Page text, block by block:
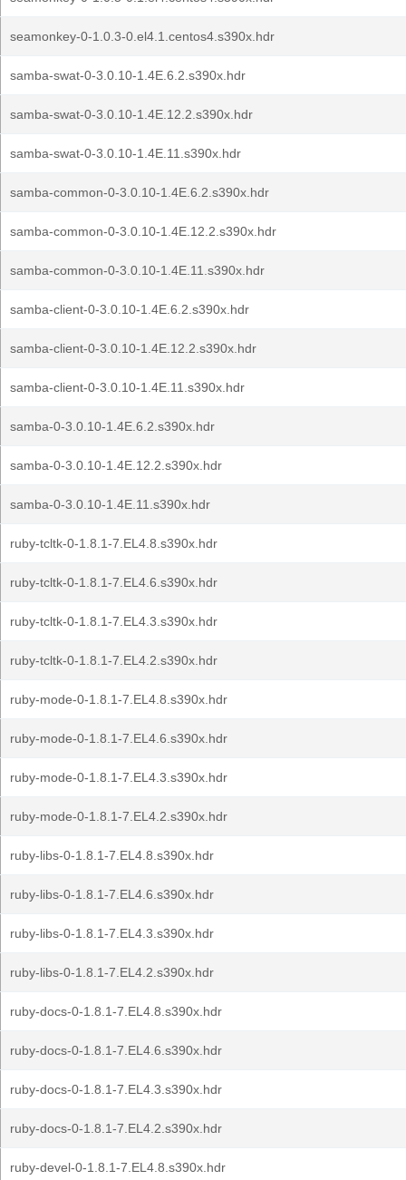
seamonkey-0-1.0.3-0.el4.1.centos4.s390x.hdr
samba-swat-0-3.0.10-1.4E.6.2.s390x.hdr
samba-swat-0-3.0.10-1.4E.12.2.s390x.hdr
samba-swat-0-3.0.10-1.4E.11.s390x.hdr
samba-common-0-3.0.10-1.4E.6.2.s390x.hdr
samba-common-0-3.0.10-1.4E.12.2.s390x.hdr
samba-common-0-3.0.10-1.4E.11.s390x.hdr
samba-client-0-3.0.10-1.4E.6.2.s390x.hdr
samba-client-0-3.0.10-1.4E.12.2.s390x.hdr
samba-client-0-3.0.10-1.4E.11.s390x.hdr
samba-0-3.0.10-1.4E.6.2.s390x.hdr
samba-0-3.0.10-1.4E.12.2.s390x.hdr
samba-0-3.0.10-1.4E.11.s390x.hdr
ruby-tcltk-0-1.8.1-7.EL4.8.s390x.hdr
ruby-tcltk-0-1.8.1-7.EL4.6.s390x.hdr
ruby-tcltk-0-1.8.1-7.EL4.3.s390x.hdr
ruby-tcltk-0-1.8.1-7.EL4.2.s390x.hdr
ruby-mode-0-1.8.1-7.EL4.8.s390x.hdr
ruby-mode-0-1.8.1-7.EL4.6.s390x.hdr
ruby-mode-0-1.8.1-7.EL4.3.s390x.hdr
ruby-mode-0-1.8.1-7.EL4.2.s390x.hdr
ruby-libs-0-1.8.1-7.EL4.8.s390x.hdr
ruby-libs-0-1.8.1-7.EL4.6.s390x.hdr
ruby-libs-0-1.8.1-7.EL4.3.s390x.hdr
ruby-libs-0-1.8.1-7.EL4.2.s390x.hdr
ruby-docs-0-1.8.1-7.EL4.8.s390x.hdr
ruby-docs-0-1.8.1-7.EL4.6.s390x.hdr
ruby-docs-0-1.8.1-7.EL4.3.s390x.hdr
ruby-docs-0-1.8.1-7.EL4.2.s390x.hdr
ruby-devel-0-1.8.1-7.EL4.8.s390x.hdr